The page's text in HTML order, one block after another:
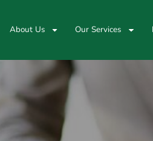
About Us Our Services